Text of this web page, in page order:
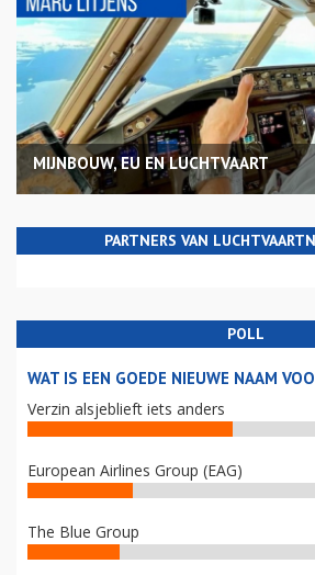
MIJNBOUW, EU EN LUCHTVAART
PARTNERS VAN
POLL
WAT IS EEN GOEDE NIEUWE NAAM
Verzin alsjeblieft iets anders
European Airlines Group (EAG)
The Blue Group